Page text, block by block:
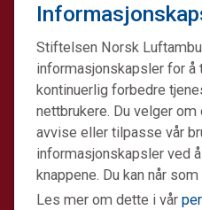
Stiftelsen Norsk
informasjonskapsler for å
kontinuerlig forbedre
nettbrukere. Du velger
avvise eller tilpasse vår
informasjonskapsler ved
knappene. Du kan når
Les mer om dette i vår